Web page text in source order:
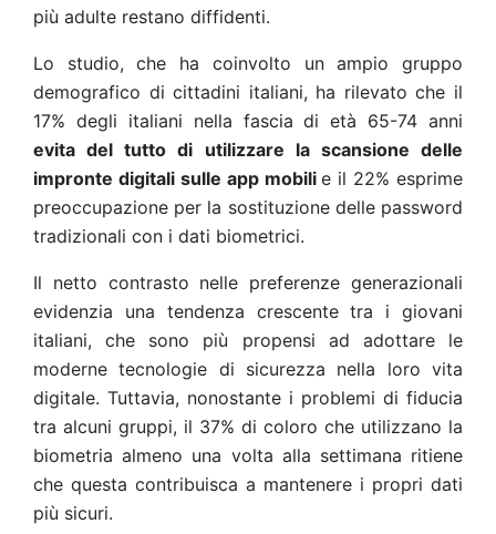
più adulte restano diffidenti.
Lo studio, che ha coinvolto un ampio gruppo
demografico di cittadini italiani, ha rilevato che il
17% degli italiani nella fascia di età 65-74 anni
evita del tutto di utilizzare la scansione delle
impronte digitali sulle app mobilie il 22% esprime
preoccupazione per la sostituzione delle password
tradizionali con i dati biometrici.
Il netto contrasto nelle preferenze generazionali
evidenzia una tendenza crescente tra i giovani
italiani, che sono più propensi ad adottare le
moderne tecnologie di sicurezza nella loro vita
digitale. Tuttavia, nonostante i problemi di fiducia
tra alcuni gruppi, il 37% di coloro che utilizzano la
biometria almeno una volta alla settimana ritiene
che questa contribuisca a mantenere i propri dati
più sicuri.